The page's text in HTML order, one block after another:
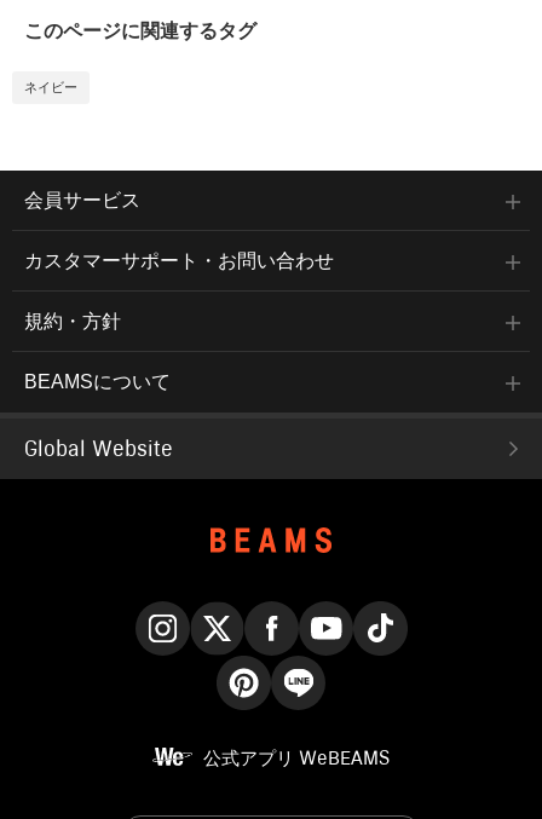
このページに関連するタグ
ネイビー
会員サービス
カスタマーサポート・お問い合わせ
規約・方針
BEAMSについて
Global Website
公式アプリ WeBEAMS